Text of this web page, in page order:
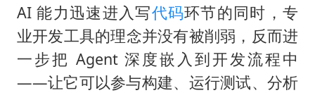
AI 能力迅速进入写代码环节的同时，专
业开发工具的理念并没有被削弱，反而进
一步把 Agent 深度嵌入到开发流程中
——让它可以参与构建、运行测试、分析